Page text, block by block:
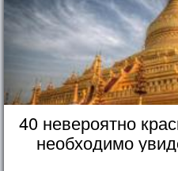
40 невероятно
необходимо